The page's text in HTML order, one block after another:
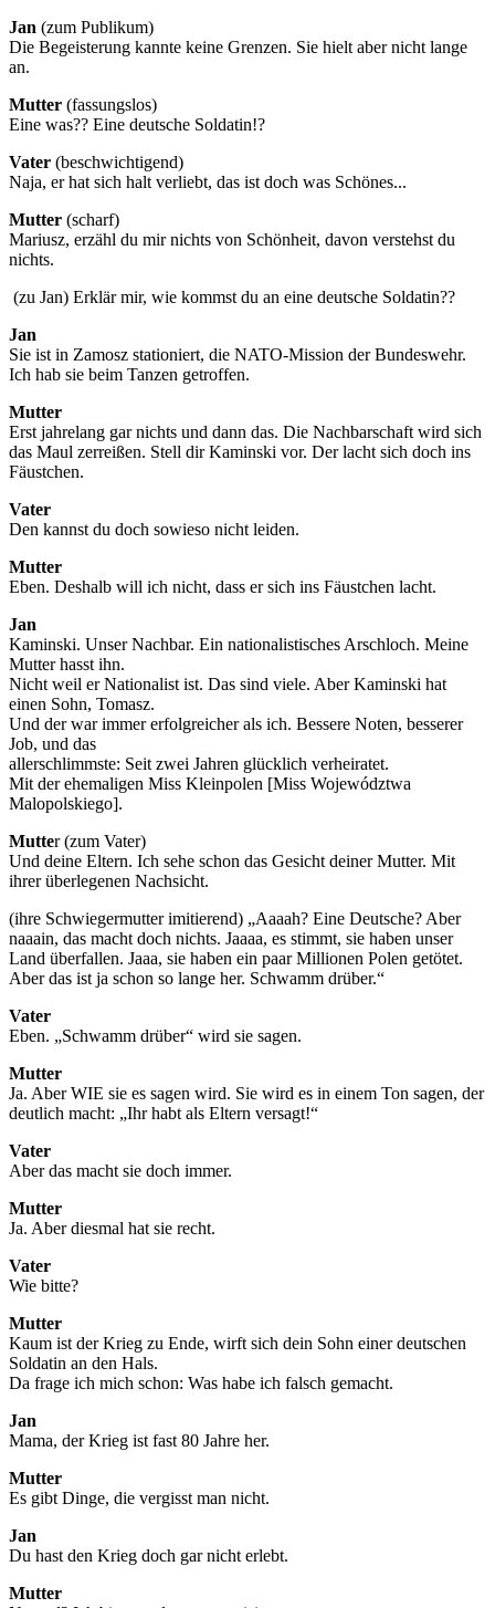
Jan (zum Publikum)
Die Begeisterung kannte keine Grenzen. Sie hielt aber nicht lange
an.
Mutter (fassungslos)
Eine was?? Eine deutsche Soldatin!?
Vater (beschwichtigend)
Naja, er hat sich halt verliebt, das ist doch was Schönes...
Mutter (scharf)
Mariusz, erzähl du mir nichts von Schönheit, davon verstehst du
nichts.
(zu Jan) Erklär mir, wie kommst du an eine deutsche Soldatin??
Jan
Sie ist in Zamosz stationiert, die NATO-Mission der Bundeswehr.
Ich hab sie beim Tanzen getroffen.
Mutter
Erst jahrelang gar nichts und dann das. Die Nachbarschaft wird sich
das Maul zerreißen. Stell dir Kaminski vor. Der lacht sich doch ins
Fäustchen.
Vater
Den kannst du doch sowieso nicht leiden.
Mutter
Eben. Deshalb will ich nicht, dass er sich ins Fäustchen lacht.
Jan
Kaminski. Unser Nachbar. Ein nationalistisches Arschloch. Meine
Mutter hasst ihn.
Nicht weil er Nationalist ist. Das sind viele. Aber Kaminski hat
einen Sohn, Tomasz.
Und der war immer erfolgreicher als ich. Bessere Noten, besserer
Job, und das
allerschlimmste: Seit zwei Jahren glücklich verheiratet.
Mit der ehemaligen Miss Kleinpolen [Miss Województwa
Malopolskiego].
Mutter (zum Vater)
Und deine Eltern. Ich sehe schon das Gesicht deiner Mutter. Mit
ihrer überlegenen Nachsicht.
(ihre Schwiegermutter imitierend) „Aaaah? Eine Deutsche? Aber
naaain, das macht doch nichts. Jaaaa, es stimmt, sie haben unser
Land überfallen. Jaaa, sie haben ein paar Millionen Polen getötet.
Aber das ist ja schon so lange her. Schwamm drüber.“
Vater
Eben. „Schwamm drüber“ wird sie sagen.
Mutter
Ja. Aber WIE sie es sagen wird. Sie wird es in einem Ton sagen, der
deutlich macht: „Ihr habt als Eltern versagt!“
Vater
Aber das macht sie doch immer.
Mutter
Ja. Aber diesmal hat sie recht.
Vater
Wie bitte?
Mutter
Kaum ist der Krieg zu Ende, wirft sich dein Sohn einer deutschen
Soldatin an den Hals.
Da frage ich mich schon: Was habe ich falsch gemacht.
Jan
Mama, der Krieg ist fast 80 Jahre her.
Mutter
Es gibt Dinge, die vergisst man nicht.
Jan
Du hast den Krieg doch gar nicht erlebt.
Mutter